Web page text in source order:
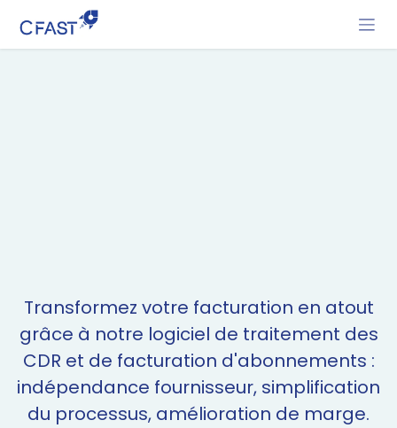
Se rendre au contenu
Transformez votre facturation en atout
grâce à notre logiciel de traitement des
CDR et de facturation d'abonnements :
indépendance fournisseur, simplification
du processus, amélioration de marge.